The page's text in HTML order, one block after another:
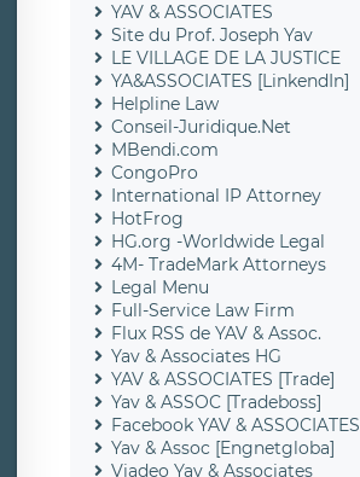
YAV & ASSOCIATES
Site du Prof. Joseph Yav
LE VILLAGE DE LA JUSTICE
YA&ASSOCIATES [LinkendIn]
Helpline Law
Conseil-Juridique.Net
MBendi.com
CongoPro
International IP Attorney
HotFrog
HG.org -Worldwide Legal
4M- TradeMark Attorneys
Legal Menu
Full-Service Law Firm
Flux RSS de YAV & Assoc.
Yav & Associates HG
YAV & ASSOCIATES [Trade]
Yav & ASSOC [Tradeboss]
Facebook YAV & ASSOCIATES
Yav & Assoc [Engnetgloba]
Viadeo Yav & Associates